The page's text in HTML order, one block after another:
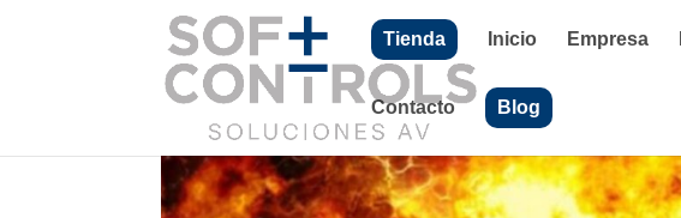
Tienda Inicio Empresa
Contacto Blog